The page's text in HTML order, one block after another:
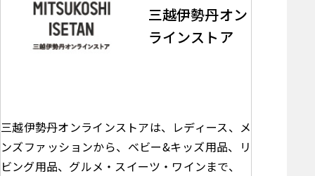
三越伊勢丹オン
ラインストア
三越伊勢丹オンラインストアは、レディース、メ
ンズファッションから、ベビー&キッズ用品、リ
ビング用品、グルメ・スイーツ・ワインまで、